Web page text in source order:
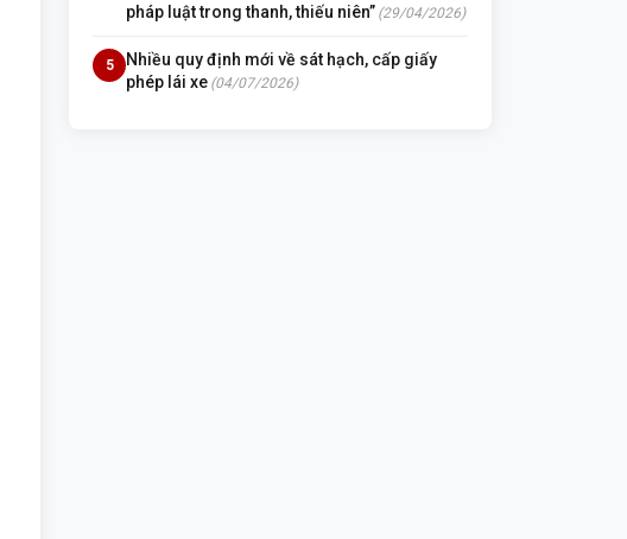
pháp luật trong thanh, thiếu niên” (29/04/2026)
5
Nhiều quy định mới về sát hạch, cấp giấy
phép lái xe (04/07/2026)